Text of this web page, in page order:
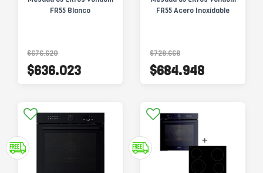
FR55 Blanco
$676.620
$636.023
FR55 Acero Inoxidable
$728.668
$684.948